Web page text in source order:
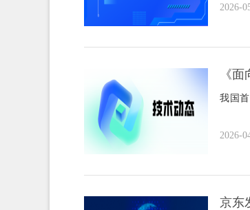
2026-
《
我国
2026-
京东